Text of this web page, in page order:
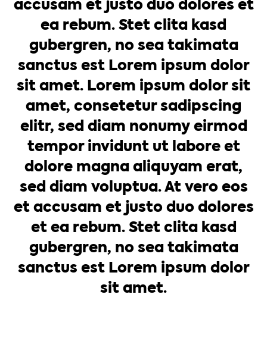
accusam et justo duo dolores et
ea rebum. Stet clita kasd
gubergren, no sea takimata
sanctus est Lorem ipsum dolor
sit amet. Lorem ipsum dolor sit
amet, consetetur sadipscing
elitr, sed diam nonumy eirmod
tempor invidunt ut labore et
dolore magna aliquyam erat,
sed diam voluptua. At vero eos
et accusam et justo duo dolores
et ea rebum. Stet clita kasd
gubergren, no sea takimata
sanctus est Lorem ipsum dolor
sit amet.